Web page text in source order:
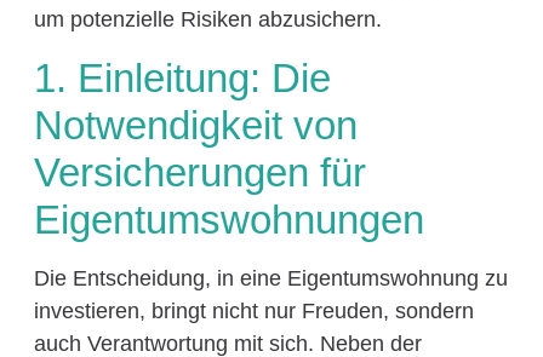
um potenzielle Risiken abzusichern.
1. Einleitung: Die
Notwendigkeit von
Versicherungen für
Eigentumswohnungen
Die Entscheidung, in eine Eigentumswohnung zu
investieren, bringt nicht nur Freuden, sondern
auch Verantwortung mit sich. Neben der